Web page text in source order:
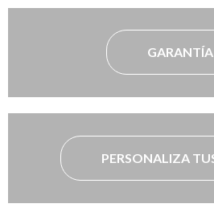
GARANTÍA
PERSONALIZA